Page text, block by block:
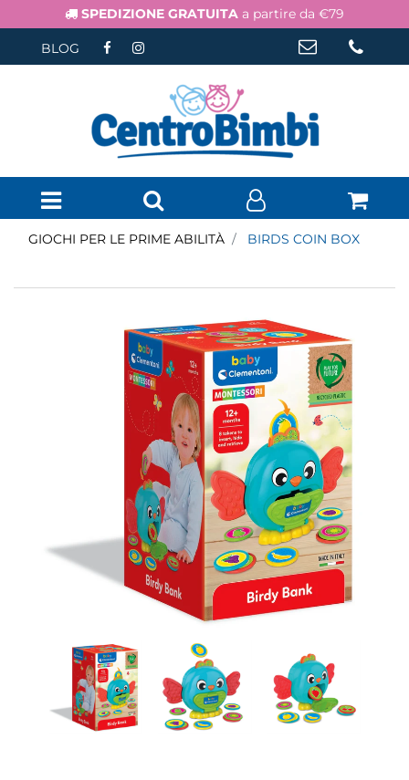
SPEDIZIONE GRATUITA a partire da €79
BLOG
Open menu
GIOCHI PER LE PRIME ABILITÀ BIRDS COIN BOX